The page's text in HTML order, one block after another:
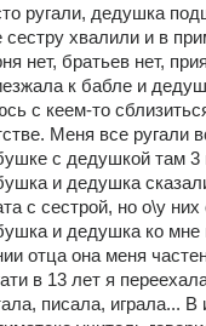
ругали, дедушка
сестру хвалили и в
нет, братьев нет,
к бабле и
с кеем-то
Меня все ругали
с дедушкой там 3
и дедушка
с сестрой, но о\у
и дедушка ко мне
отца она меня
в 13 лет я
писала, играла...